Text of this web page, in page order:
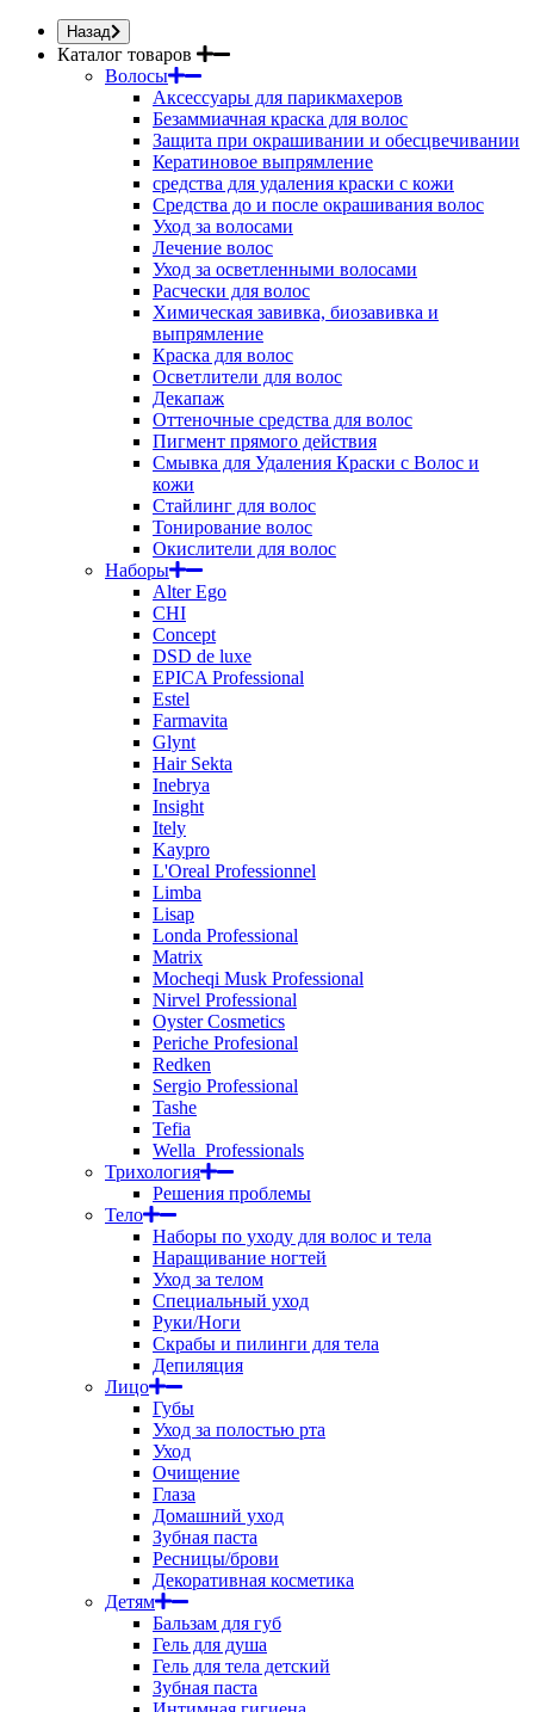
Назад
Каталог товаров
Волосы
Аксессуары для парикмахеров
Безаммиачная краска для волос
Защита при окрашивании и обесцвечивании
Кератиновое выпрямление
средства для удаления краски с кожи
Средства до и после окрашивания волос
Уход за волосами
Лечение волос
Уход за осветленными волосами
Расчески для волос
Химическая завивка, биозавивка и
выпрямление
Краска для волос
Осветлители для волос
Декапаж
Оттеночные средства для волос
Пигмент прямого действия
Смывка для Удаления Краски с Волос и
кожи
Стайлинг для волос
Тонирование волос
Окислители для волос
Наборы
Alter Ego
CHI
Concept
DSD de luxe
EPICA Professional
Estel
Farmavita
Glynt
Hair Sekta
Inebrya
Insight
Itely
Kaypro
L'Oreal Professionnel
Limba
Lisap
Londa Professional
Matrix
Mocheqi Musk Professional
Nirvel Professional
Oyster Cosmetics
Periche Profesional
Redken
Sergio Professional
Tashe
Tefia
Wella_Professionals
Трихология
Решения проблемы
Тело
Наборы по уходу для волос и тела
Наращивание ногтей
Уход за телом
Специальный уход
Руки/Ноги
Скрабы и пилинги для тела
Депиляция
Лицо
Губы
Уход за полостью рта
Уход
Очищение
Глаза
Домашний уход
Зубная паста
Ресницы/брови
Декоративная косметика
Детям
Бальзам для губ
Гель для душа
Гель для тела детский
Зубная паста